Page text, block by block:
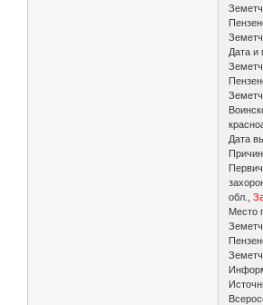
Дата и
Дата
обл.,
Место